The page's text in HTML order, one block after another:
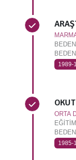
1989-
ORTA
1985-